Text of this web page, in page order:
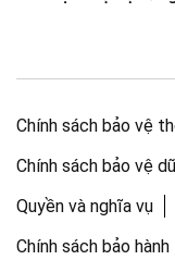
Chính sách bảo vệ
Chính sách bảo vệ
Quyền và nghĩa vụ
Chính sách bảo hành